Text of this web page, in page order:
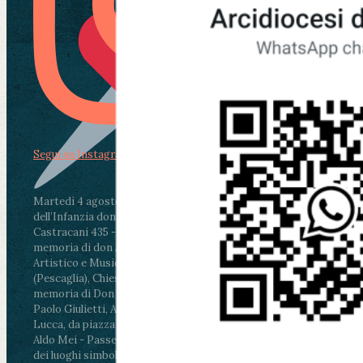
Martedì 4 agosto2026
ore 11:30 - Lucca, Scuola
dell’Infanzia don Aldo Mei - Viale Castruccio
Castracani 435 - Inaugurazione murales in
memoria di don Aldo Mei curato dal Liceo
Artistico e Musicale “Passaglia”
ore 18 - Fiano
(Pescaglia), Chiesa parrocchiale - Messa in
memoria di Don Aldo Mei celebrata da mons.
Paolo Giulietti, Arcivescovo di Lucca
ore 20.30 -
Lucca, da piazza San Michele al Cippo di don
Aldo Mei - Passeggiata della Memoria in alcuni
dei luoghi simbolo della città. Ritrovo alle ore
Segui su Instagram